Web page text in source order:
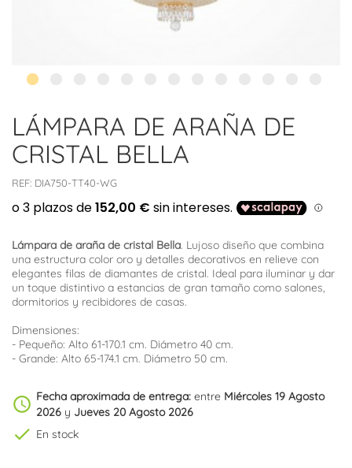
LÁMPARA DE ARAÑA DE
CRISTAL BELLA
REF: DIA750-TT40-WG
Lámpara de araña de cristal Bella. Lujoso diseño que combina
una estructura color oro y detalles decorativos en relieve con
elegantes filas de diamantes de cristal. Ideal para iluminar y dar
un toque distintivo a estancias de gran tamaño como salones,
dormitorios y recibidores de casas.
Dimensiones:
- Pequeño: Alto 61-170.1 cm. Diámetro 40 cm.
- Grande: Alto 65-174.1 cm. Diámetro 50 cm.
schedule Fecha aproximada de entrega: entre Miércoles 19 Agosto
2026 y Jueves 20 Agosto 2026
check En stock